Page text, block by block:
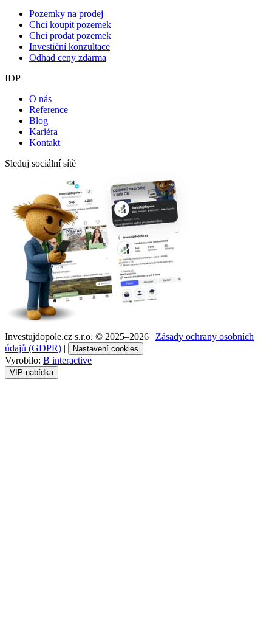
Pozemky na prodej
Chci koupit pozemek
Chci prodat pozemek
Investiční konzultace
Odhad ceny zdarma
IDP
O nás
Reference
Blog
Kariéra
Kontakt
Sleduj sociální sítě
Investujdopole.cz s.r.o. © 2025–2026 | Zásady ochrany osobních
údajů (GDPR) | Nastavení cookies
Vyrobilo: B interactive
VIP nabídka